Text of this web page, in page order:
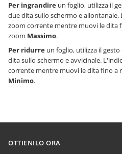
Per ingrandire un foglio, utilizza il
due dita sullo schermo e
zoom corrente mentre muovi le dita
zoom Massimo.
Per ridurre un foglio, utilizza il
dita sullo schermo e avvicinale.
corrente mentre muovi le dita fino a
Minimo.
OTTIENILO ORA